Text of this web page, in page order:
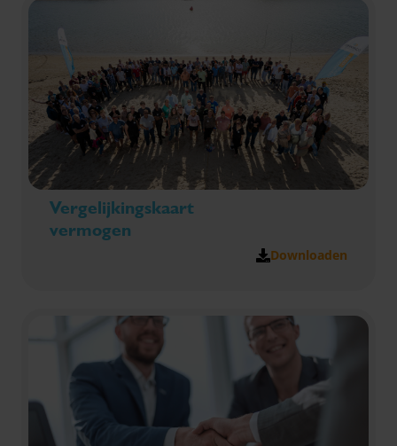
relevanter dan ooit. Een goed moment om de
op een rij te zetten en de risico's voor jouw
organisatie in kaart te brengen. Ben jij er ook bij?
Vergelijkingskaart
vermogen
Downloaden